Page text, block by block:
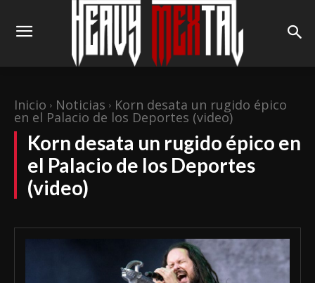
Inicio Noticias Korn desata un rugido épico
en el Palacio de los Deportes (video)
Korn desata un rugido épico en
el Palacio de los Deportes
(video)